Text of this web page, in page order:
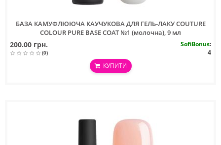
БАЗА КАМУФЛЮЮЧА КАУЧУКОВА ДЛЯ ГЕЛЬ-ЛАКУ COUTURE
COLOUR PURE BASE COAT №1 (молочна), 9 мл
200.00 грн.
(0)
SofiBonus:
4
КУПИТИ